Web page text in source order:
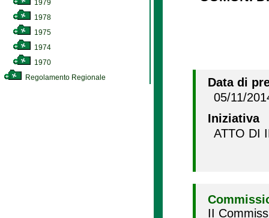
1979
1978
1975
1974
1970
Regolamento Regionale
Data di
05/11/
Iniziativa
ATTO DI
II